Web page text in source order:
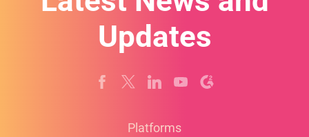
Updates
Platforms